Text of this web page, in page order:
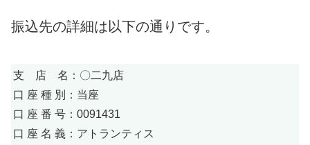
振込先の詳細は以下の通りです。
支 店 名：〇二九店
口 座 種 別：当座
口 座 番 号：0091431
口 座 名 義：アトランティス